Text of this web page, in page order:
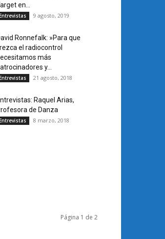
en...
9 agosto, 2019
Ronnefalk: »Para que
el radiocontrol
más
y...
21 agosto, 2018
Raquel Arias,
de Danza
8 marzo, 2018
Página 1 de 2